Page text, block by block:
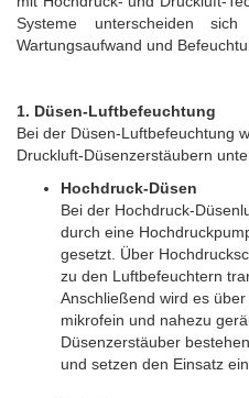
Systeme unterscheiden sich
Wartungsaufwand und
1. Düsen-Luftbefeuchtung
Bei der Düsen-Luftbefeuchtung
Druckluft-Düsenzerstäubern
Hochdruck-Düsen
Bei der Hochdruck-
durch eine
gesetzt. Über
zu den Luftbefeuchtern
Anschließend wird es
mikrofein und nahezu
Düsenzerstäuber
und setzen den Einsatz